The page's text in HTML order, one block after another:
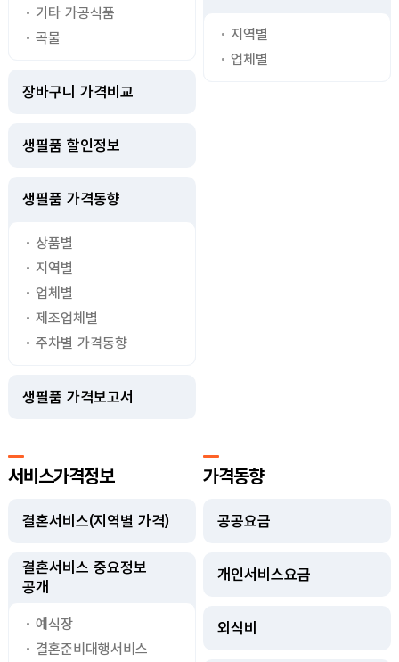
기타 가공식품
곡물
장바구니 가격비교
생필품 할인정보
생필품 가격동향
상품별
지역별
업체별
제조업체별
주차별 가격동향
생필품 가격보고서
지역별
업체별
서비스가격정보
결혼서비스(지역별 가격)
결혼서비스 중요정보
공개
예식장
결혼준비대행서비스
가격동향
공공요금
개인서비스요금
외식비